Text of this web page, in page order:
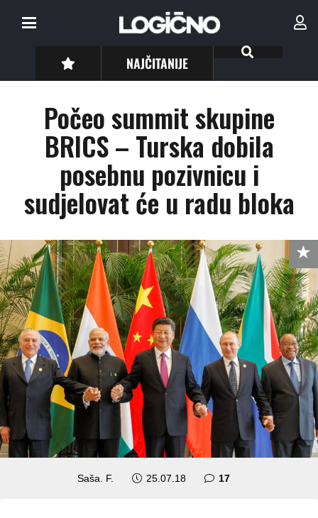
NAJČITANIJE
Počeo summit skupine
BRICS – Turska dobila
posebnu pozivnicu i
sudjelovat će u radu bloka
Saša. F. 25.07.18 17komentara